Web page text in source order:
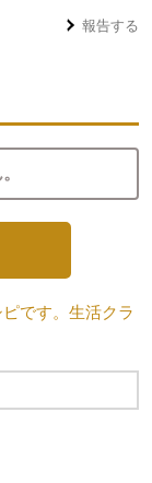
報告する
です。生活クラ